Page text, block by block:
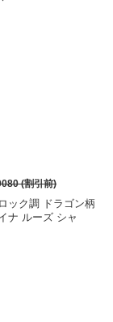
(割引前)
ック調 ドラゴン柄
ナ ルーズ シャ